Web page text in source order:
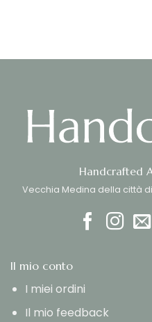
Handcrafted
Vecchia Medina della città
Il mio conto
I miei ordini
Il mio feedback